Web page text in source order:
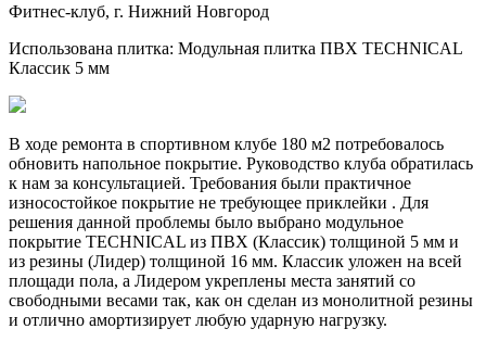
Фитнес-клуб, г. Нижний Новгород
Использована плитка: Модульная плитка ПВХ TECHNICAL
Классик 5 мм
В ходе ремонта в спортивном клубе 180 м2 потребовалось
обновить напольное покрытие. Руководство клуба обратилась
к нам за консультацией. Требования были практичное
износостойкое покрытие не требующее приклейки . Для
решения данной проблемы было выбрано модульное
покрытие TECHNICAL из ПВХ (Классик) толщиной 5 мм и
из резины (Лидер) толщиной 16 мм. Классик уложен на всей
площади пола, а Лидером укреплены места занятий со
свободными весами так, как он сделан из монолитной резины
и отлично амортизирует любую ударную нагрузку.